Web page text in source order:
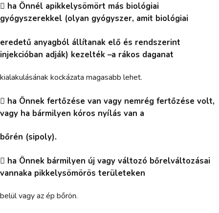
 ha Önnél apikkelysömört más biológiai
gyógyszerekkel (olyan gyógyszer, amit biológiai
eredetű anyagból állítanak elő és rendszerint
injekcióban adják) kezelték –a rákos daganat
kialakulásának kockázata magasabb lehet.
 ha Önnek fertőzése van vagy nemrég fertőzése volt,
vagy ha bármilyen kóros nyílás van a
bőrén (sipoly).
 ha Önnek bármilyen új vagy változó bőrelváltozásai
vannaka pikkelysömörös területeken
belül vagy az ép bőrön.